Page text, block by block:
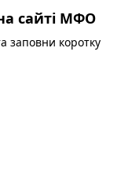
сайті МФО
заповни коротку